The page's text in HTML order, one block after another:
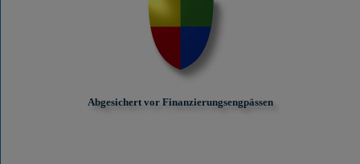
Abgesichert vor Finanzierungs­engpässen